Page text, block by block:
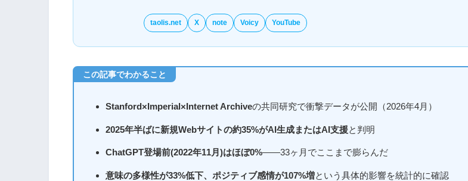
taolis.net X note Voicy YouTube
Stanford×Imperial×Internet Archiveの共同研究で衝撃データが公開（2026年4月）
2025年半ばに新規Webサイトの約35%がAI生成またはAI支援と判明
ChatGPT登場前(2022年11月)はほぼ0%——33ヶ月でここまで膨らんだ
意味の多様性が33%低下、ポジティブ感情が107%増という具体的影響を統計的に確認